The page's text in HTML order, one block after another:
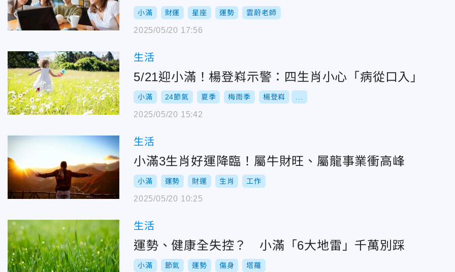
小滿 財運 星座 運勢 雲蔚老師
2025/05/20 17:56
生活
5/21迎小滿！楊登嵙示警：四生肖小心「病從口入」
小滿 24節氣 夏季 梅雨季 楊登嵙
2025/05/20 15:42
生活
小滿3生肖好運降臨！屬牛財旺、屬龍事業衝高峰
小滿 運勢 財運 生肖 工作
2025/05/20 10:25
生活
運勢、健康全失控？ 小滿「6大地雷」千萬別踩
小滿 節氣 運勢 傷身 塔羅